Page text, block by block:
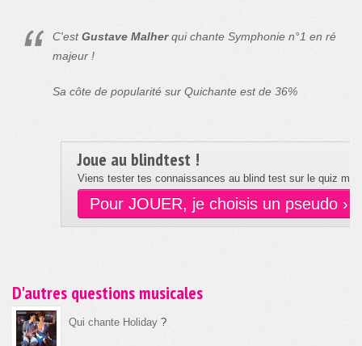
C'estGustave Malherqui chante Symphonie n°1 en ré
majeur !
Sa côte de popularité sur Quichante est de 36%
Joue au blindtest !
Viens tester tes connaissances au blind test sur le quiz
Pour JOUER, je choisis un pseudo ›
D'autres questions musicales
Qui chante Holiday ?